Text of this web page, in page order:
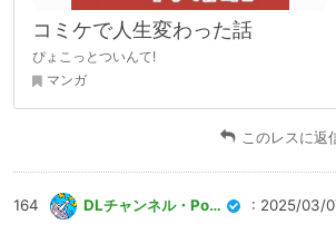
コミケで人生変わった話
ぴょこっとついんて!
マンガ
このレスに返
164 DLチャンネル・Pommu運営 : 2025/03/